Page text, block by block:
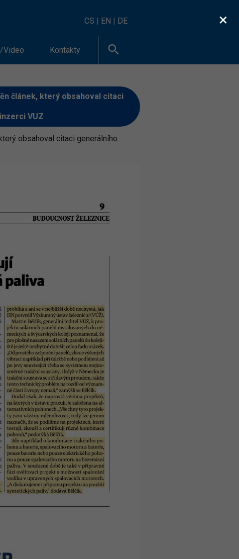
CS | EN | DE
Video Kontakty
článek, který obsahoval citaci
VUZ
obsahoval citaci generálního
×